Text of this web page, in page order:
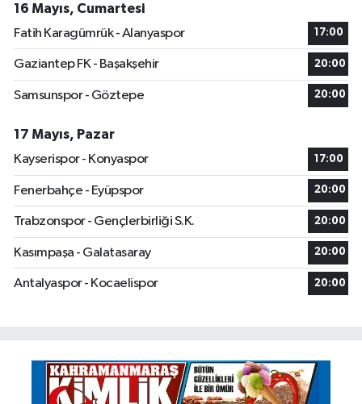
16 Mayıs, Cumartesi
Fatih Karagümrük - Alanyaspor
17:00
Gaziantep FK - Başakşehir 20:00
Samsunspor - Göztepe 20:00
17 Mayıs, Pazar
Kayserispor - Konyaspor
17:00
Fenerbahçe - Eyüpspor 20:00
Trabzonspor - Gençlerbirliği S.K. 20:00
Kasımpaşa - Galatasaray 20:00
Antalyaspor - Kocaelispor 20:00